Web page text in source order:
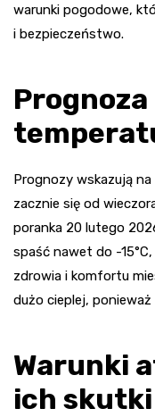
warunki pogodowe,
i bezpieczeństwo.
Prognozy wskazują
zacznie się od
poranka 20 lutego
spaść nawet do -
zdrowia i komfortu
dużo cieplej, ponieważ
Warunki
ich skutki